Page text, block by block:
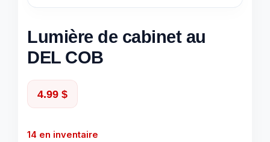
Lumière de cabinet au
DEL COB
4.99 $
14 en inventaire